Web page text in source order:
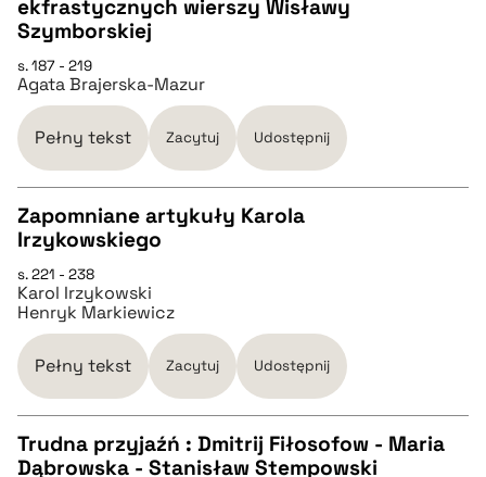
pobierz cytat
pobierz cytat
BIBTEX
pobierz cytat
ekfrastycznych wierszy Wisławy
Szymborskiej
s. 187 - 219
Agata Brajerska-Mazur
Pełny tekst Zacytuj Udostępnij
CZYSTY TEKST
pobierz cytat
pobierz cytat
Zapomniane artykuły Karola
Irzykowskiego
s. 221 - 238
Karol Irzykowski
Henryk Markiewicz
Pełny tekst Zacytuj Udostępnij
Trudna przyjaźń : Dmitrij Fiłosofow - Maria
Dąbrowska - Stanisław Stempowski